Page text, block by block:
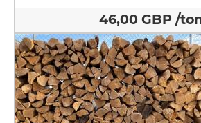
46,00 GBP /